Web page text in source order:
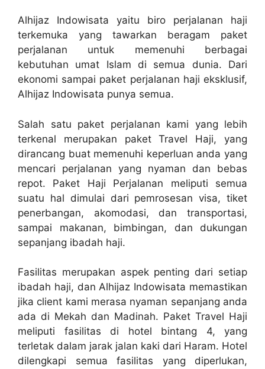
Alhijaz Indowisata yaitu biro perjalanan haji
terkemuka yang tawarkan beragam paket
perjalanan untuk memenuhi berbagai
kebutuhan umat Islam di semua dunia. Dari
ekonomi sampai paket perjalanan haji eksklusif,
Alhijaz Indowisata punya semua.
Salah satu paket perjalanan kami yang lebih
terkenal merupakan paket Travel Haji, yang
dirancang buat memenuhi keperluan anda yang
mencari perjalanan yang nyaman dan bebas
repot. Paket Haji Perjalanan meliputi semua
suatu hal dimulai dari pemrosesan visa, tiket
penerbangan, akomodasi, dan transportasi,
sampai makanan, bimbingan, dan dukungan
sepanjang ibadah haji.
Fasilitas merupakan aspek penting dari setiap
ibadah haji, dan Alhijaz Indowisata memastikan
jika client kami merasa nyaman sepanjang anda
ada di Mekah dan Madinah. Paket Travel Haji
meliputi fasilitas di hotel bintang 4, yang
terletak dalam jarak jalan kaki dari Haram. Hotel
dilengkapi semua fasilitas yang diperlukan,